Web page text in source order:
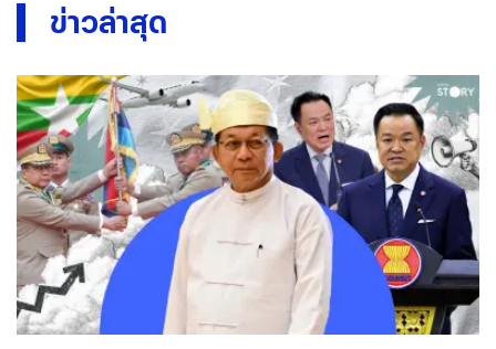
ข่าวล่าสุด